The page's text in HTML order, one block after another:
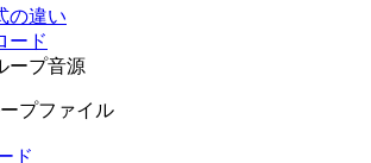
の違い
ード
ープ音源
プファイル
ド